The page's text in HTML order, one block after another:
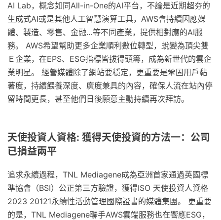
AI Lab，概念如同All-in-One的AI平台，不論是近期超夯的
生成式AI或是其他人工智慧演算工具，AWS會持續因應媒
體、製造、零售、金融…等不同產業，提供相對應的AI服
務。 AWS希望幫助更多企業順利數位轉型，蛻變為頂尖雙
Ｅ企業，在EPS、ESG指標皆拔得頭籌，成為新世代的雲企
業明星。 經營媒體除了網站要穩定，更重要是鞏固用戶黏
著度，持續餵養深度、廣度兼具的內容，確保人流在站內停
留時間更長，甚至他們日後願意主動持續再次拜訪。
天使投資人資格: 獲得天使投資的方法一：公司
已損益兩平
追求永續過程，TNL Mediagene成為亞洲首家通過英國標
準協會（BSI）公正第三方驗證，獲得ISO 天使投資人資格
2023 20121永續性活動管理國際證書的媒體集團。 更重要
的是，TNL Mediagene聯手AWS雲端服務也在響應ESG，